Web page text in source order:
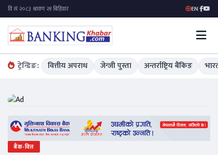
EN|
ट्रेन्डिङ: वित्तीय अपराध जेन्जी पुस्ता अन्तर्राष्ट्रिय बैंकिङ
बैंक-वित्त